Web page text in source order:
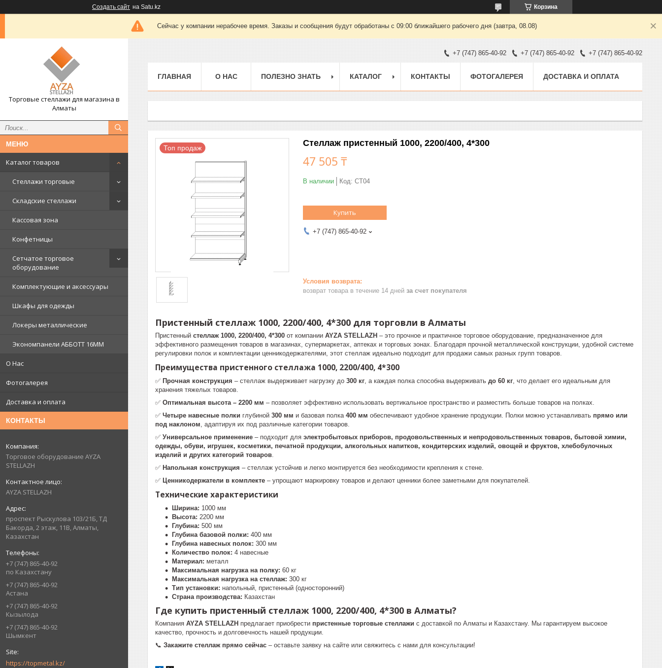
Создать сайт на Satu.kz Корзина
Сейчас у компании нерабочее время. Заказы и сообщения будут обработаны с 09:00 ближайшего рабочего дня (завтра, 08.08)
Торговые стеллажи для магазина в
Алматы
Каталог товаров
Стеллажи торговые
Складские стеллажи
Кассовая зона
Конфетницы
Сетчатое торговое
оборудование
Комплектующие и аксессуары
Шкафы для одежды
Локеры металлические
Экономпанели АББОТТ 16ММ
О Нас
Фотогалерея
Доставка и оплата
КОНТАКТЫ
Торговое оборудование AYZA
STELLAZH
AYZA STELLAZH
проспект Рыскулова 103/21Б, ТД
Бакорда, 2 этаж, 11В, Алматы,
Казахстан
+7 (747) 865-40-92
по Казахстану
+7 (747) 865-40-92
Астана
+7 (747) 865-40-92
Кызылода
+7 (747) 865-40-92
Шымкент
https://topmetal.kz/
+7 (747) 865-40-92 +7 (747) 865-40-92 +7 (747) 865-40-92
ГЛАВНАЯ О НАС ПОЛЕЗНО ЗНАТЬ КАТАЛОГ КОНТАКТЫ ФОТОГАЛЕРЕЯ ДОСТАВКА И ОПЛАТА
Топ продаж Стеллаж пристенный 1000, 2200/400, 4*300
47 505 ₸
В наличии Код: СТ04
Купить
+7 (747) 865-40-92
возврат товара в течение 14 дней за счет покупателя
Пристенный стеллаж 1000, 2200/400, 4*300 для торговли в Алматы
Пристенный стеллаж 1000, 2200/400, 4*300 от компании AYZA STELLAZH – это прочное и практичное торговое оборудование, предназначенное для
эффективного размещения товаров в магазинах, супермаркетах, аптеках и торговых зонах. Благодаря прочной металлической конструкции, удобной системе
регулировки полок и комплектации ценникодержателями, этот стеллаж идеально подходит для продажи самых разных групп товаров.
Преимущества пристенного стеллажа 1000, 2200/400, 4*300
✅ Прочная конструкция – стеллаж выдерживает нагрузку до 300 кг , а каждая полка способна выдерживать до 60 кг , что делает его идеальным для
хранения тяжелых товаров.
✅ Оптимальная высота – 2200 мм – позволяет эффективно использовать вертикальное пространство и разместить больше товаров на полках.
✅ Четыре навесные полки глубиной 300 мм и базовая полка 400 мм обеспечивают удобное хранение продукции. Полки можно устанавливать прямо или
под наклоном , адаптируя их под различные категории товаров.
✅ Универсальное применение – подходит для электробытовых приборов, продовольственных и непродовольственных товаров, бытовой химии,
одежды, обуви, игрушек, косметики, печатной продукции, алкогольных напитков, кондитерских изделий, овощей и фруктов, хлебобулочных
изделий и других категорий товаров
✅ Напольная конструкция – стеллаж устойчив и легко монтируется без необходимости крепления к стене.
✅ Ценникодержатели в комплекте – упрощают маркировку товаров и делают ценники более заметными для покупателей.
Технические характеристики
Ширина: 1000 мм
Высота: 2200 мм
Глубина: 500 мм
Глубина базовой полки: 400 мм
Глубина навесных полок: 300 мм
Количество полок: 4 навесные
Материал: металл
Максимальная нагрузка на полку: 60 кг
Максимальная нагрузка на стеллаж: 300 кг
Тип установки: напольный, пристенный (односторонний)
Страна производства: Казахстан
Где купить пристенный стеллаж 1000, 2200/400, 4*300 в Алматы?
Компания AYZA STELLAZH предлагает приобрести пристенные торговые стеллажи с доставкой по Алматы и Казахстану. Мы гарантируем высокое
качество, прочность и долговечность нашей продукции.
📞 Закажите стеллаж прямо сейчас – оставьте заявку на сайте или свяжитесь с нами для консультации!